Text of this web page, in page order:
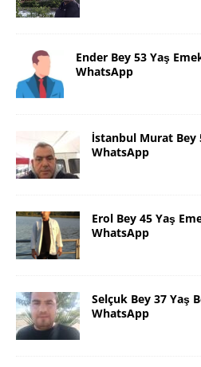
Ender Bey 53 Yaş
WhatsApp
İstanbul Murat Bey
WhatsApp
Erol Bey 45 Yaş
WhatsApp
Selçuk Bey 37 Yaş
WhatsApp